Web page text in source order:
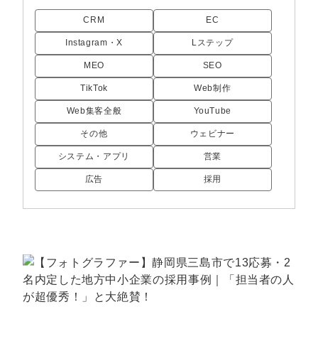
CRM EC
Instagram・X Lステップ
MEO SEO
TikTok Web制作
Web集客全般 YouTube
その他 ウェビナー
システム・アプリ 営業
広告 採用